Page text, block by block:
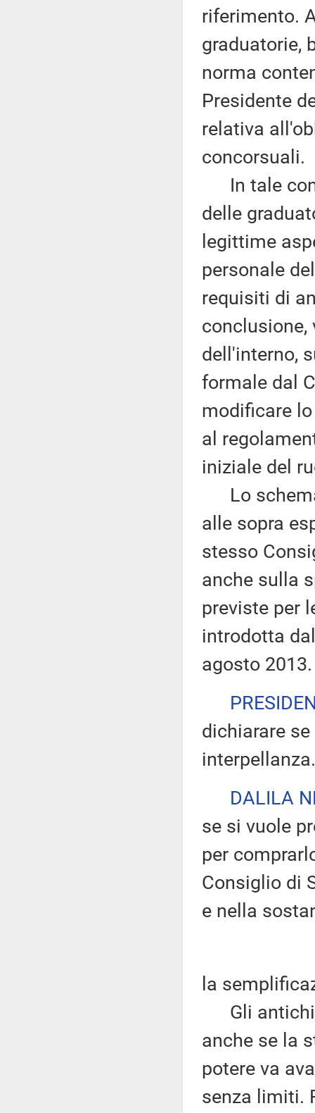
riferimento.
graduatorie,
norma
Presidente
relativa
concorsuali.
In tale
delle
legittime
personale
requisiti di
dell'interno,
formale dal
modificare
al
iniziale del
Lo
alle sopra
stesso
anche sulla
previste per
introdotta
agosto 2013.
dichiarare
interpellanza.
DALILA
se si vuole
per
Consiglio di
e nella
la
Gli antichi
anche se la
potere va
senza limiti.